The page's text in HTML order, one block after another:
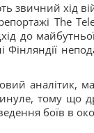
звичний хід
The
до
Фінляндії
аналітик,
тому що
боїв в